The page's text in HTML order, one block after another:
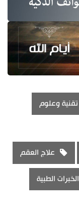
تقنية وعلوم
علاج العقم
الخبرات الطبية